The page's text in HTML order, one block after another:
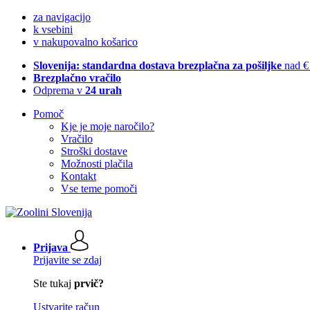
za navigacijo
k vsebini
v nakupovalno košarico
Slovenija: standardna dostava brezplačna za pošiljke nad
Brezplačno vračilo
Odprema v 24 urah
Pomoč
Kje je moje naročilo?
Vračilo
Stroški dostave
Možnosti plačila
Kontakt
Vse teme pomoči
Prijava
Prijavite se zdaj
Ste tukaj prvič?
Ustvarite račun